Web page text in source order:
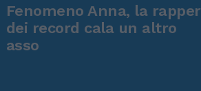
Fenomeno Anna, la rapper
dei record cala un altro
asso